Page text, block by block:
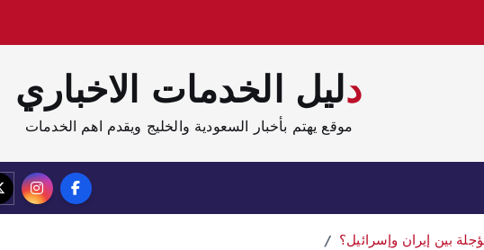
دليل الخدمات الاخباري
موقع يهتم بأخبار السعودية والخليج ويقدم اهم الخدمات
بين إيران وإسرائيل؟